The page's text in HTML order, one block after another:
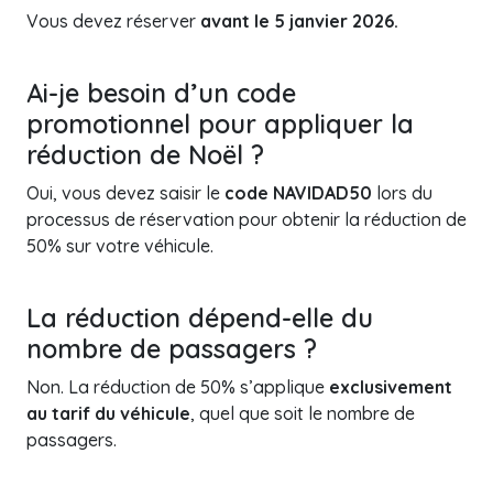
Vous devez réserver avant le 5 janvier 2026.
Ai-je besoin d’un code
promotionnel pour appliquer la
réduction de Noël ?
Oui, vous devez saisir le code NAVIDAD50 lors du
processus de réservation pour obtenir la réduction de
50% sur votre véhicule.
La réduction dépend-elle du
nombre de passagers ?
Non. La réduction de 50% s’applique exclusivement
au tarif du véhicule, quel que soit le nombre de
passagers.